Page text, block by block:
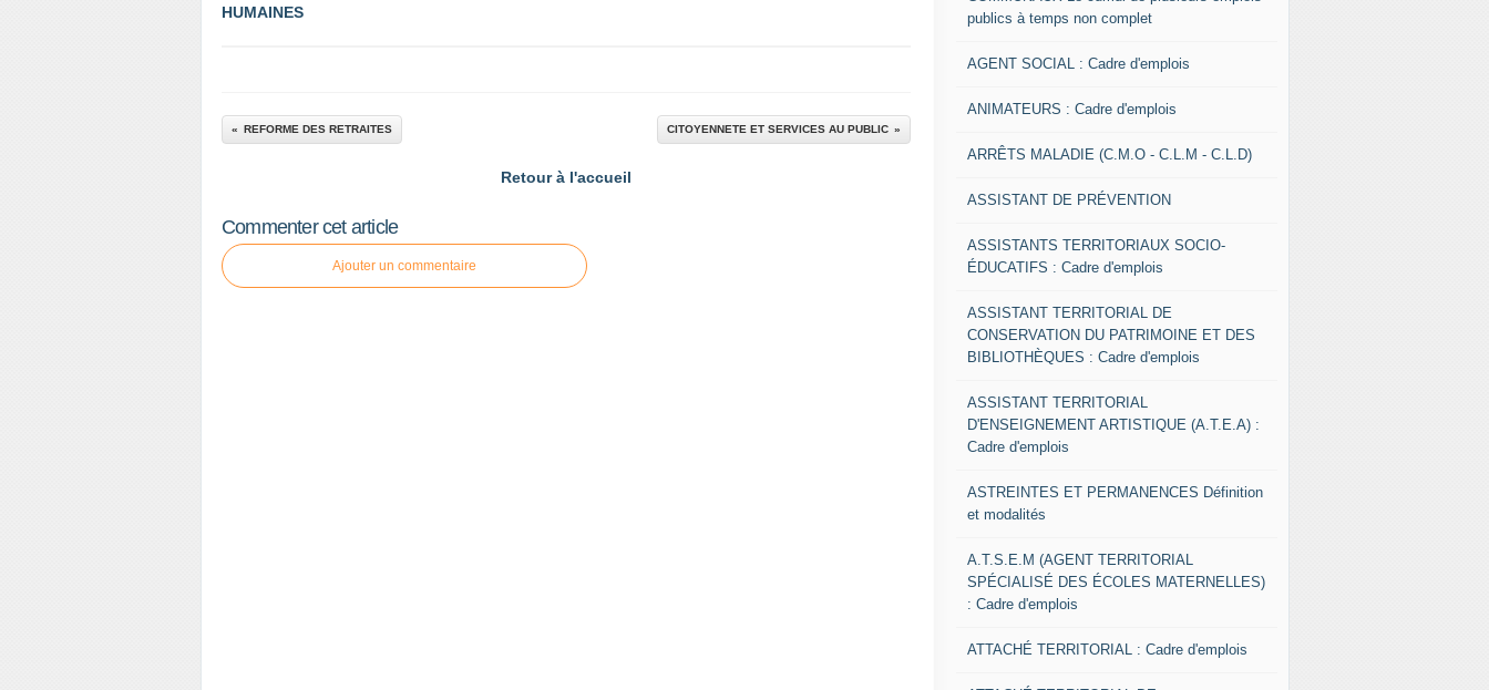
HUMAINES
REFORME DES RETRAITES CITOYENNETE ET SERVICES AU PUBLIC
Retour à l'accueil
Commenter cet article
Ajouter un commentaire
publics à temps non complet
AGENT SOCIAL : Cadre d'emplois
ANIMATEURS : Cadre d'emplois
ARRÊTS MALADIE (C.M.O - C.L.M - C.L.D)
ASSISTANT DE PRÉVENTION
ASSISTANTS TERRITORIAUX SOCIO-
ÉDUCATIFS : Cadre d'emplois
ASSISTANT TERRITORIAL DE
CONSERVATION DU PATRIMOINE ET DES
BIBLIOTHÈQUES : Cadre d'emplois
ASSISTANT TERRITORIAL
D'ENSEIGNEMENT ARTISTIQUE (A.T.E.A) :
Cadre d'emplois
ASTREINTES ET PERMANENCES Définition
et modalités
A.T.S.E.M (AGENT TERRITORIAL
SPÉCIALISÉ DES ÉCOLES MATERNELLES)
: Cadre d'emplois
ATTACHÉ TERRITORIAL : Cadre d'emplois